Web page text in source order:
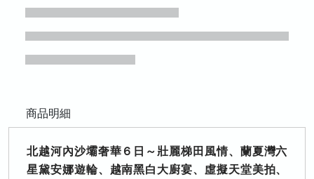
商品明細
北越河內沙壩奢華６日～壯麗梯田風情、蘭夏灣六
星黛安娜遊輪、越南黑白大廚宴、虛擬天堂美拍、